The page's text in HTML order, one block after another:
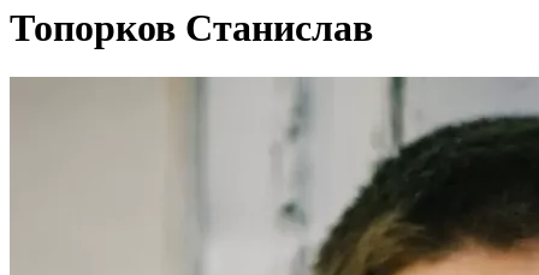
Топорков Станислав